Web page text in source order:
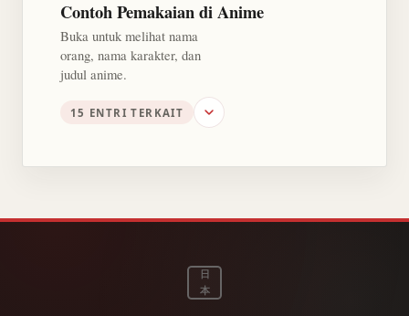
Contoh Pemakaian di Anime
Buka untuk melihat nama
orang, nama karakter, dan
judul anime.
15 ENTRI TERKAIT
日
本